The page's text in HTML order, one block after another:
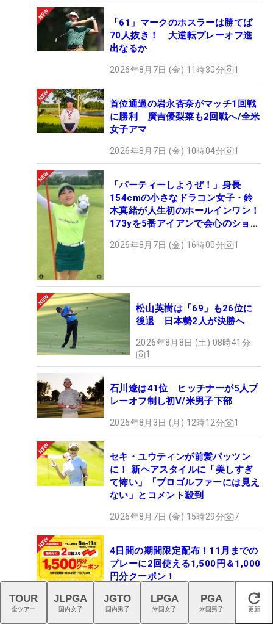
「61」マークのホスラーは勝てば
70人抜き！ 大逆転プレーオフ進
出なるか
2026年8月7日 (金) 11時30分 1
首位通過の岩永杏奈がマッチ1回戦
に勝利 廣吉優梨菜も2回戦へ/全米
女子アマ
2026年8月7日 (金) 10時04分 1
「パーティーしようぜ！」身長
154cmの小さなドラコン女子・鈴
木真緒が人生初のホールインワン！
173yを5番アイアンで会心のショッ
2026年8月7日 (金) 16時00分 1
松山英樹は「69」も26位に
後退 日本勢2人が決勝へ
2026年8月8日 (土) 08時41分
1
石川遼は41位 ヒッチナーが5人プ
レーオフ制し初V/米男子下部
2026年8月3日 (月) 12時12分 1
セキ・ユウティンが前髪パッツン
に！ 新ヘアスタイルに「美しすぎ
て怖い」「プロゴルファーには見え
ない」とコメント殺到
2026年8月7日 (金) 15時29分 7
4日間の期間限定配布！11月までの
プレーに2回使える1,500円＆1,000
円分クーポン！
2026年8月8日 (土) 06時00分 閉じる
TOUR
全ツアー
JLPGA
国内女子
JGTO
国内男子
LPGA
米国女子
PGA
米国男子 更新